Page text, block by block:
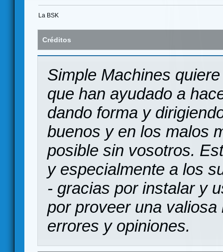
La BSK
Créditos
Simple Machines
que han ayudado a
dando forma y
buenos y en los malos
posible sin vosotros.
y especialmente a los
- gracias por instalar y
por proveer una
errores y opiniones.